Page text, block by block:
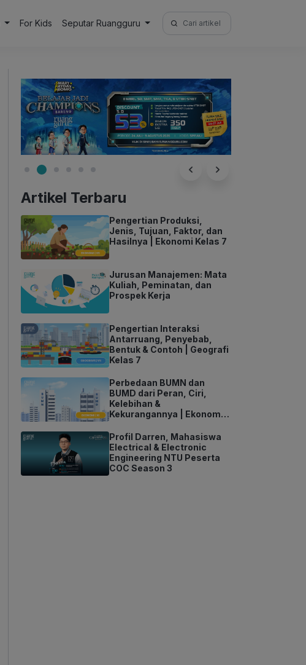
For Kids Seputar Ruangguru
Search
for:
Artikel Terbaru
Pengertian Produksi,
Jenis, Tujuan, Faktor, dan
Hasilnya | Ekonomi Kelas 7
Jurusan Manajemen: Mata
Kuliah, Peminatan, dan
Prospek Kerja
Pengertian Interaksi
Antarruang, Penyebab,
Bentuk & Contoh | Geografi
Kelas 7
Perbedaan BUMN dan
BUMD dari Peran, Ciri,
Kelebihan &
Kekurangannya | Ekonomi
Profil Darren, Mahasiswa
Electrical & Electronic
Engineering NTU Peserta
COC Season 3